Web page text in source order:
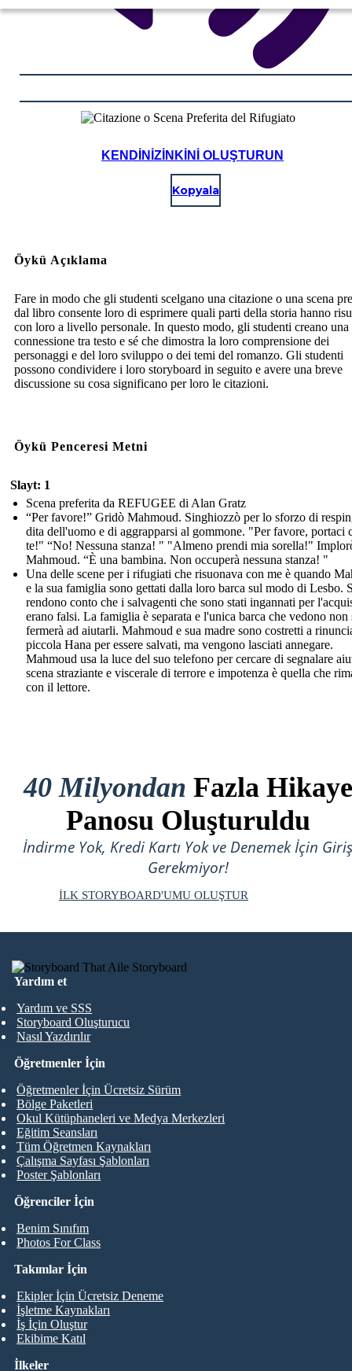
KENDINIZINKINI OLUŞTURUN
Kopyala
Öykü Açıklama
Fare in modo che gli studenti scelgano una citazione o una scena
dal libro consente loro di esprimere quali parti della storia hanno
con loro a livello personale. In questo modo, gli studenti creano una
connessione tra testo e sé che dimostra la loro comprensione dei
personaggi e del loro sviluppo o dei temi del romanzo. Gli studenti
possono condividere i loro storyboard in seguito e avere una breve
discussione su cosa significano per loro le citazioni.
Öykü Penceresi Metni
Slayt: 1
Scena preferita da REFUGEE di Alan Gratz
“Per favore!” Gridò Mahmoud. Singhiozzò per lo sforzo di
dita dell'uomo e di aggrapparsi al gommone. "Per favore, portaci
te!" “No! Nessuna stanza! " "Almeno prendi mia sorella!"
Mahmoud. “È una bambina. Non occuperà nessuna stanza! "
Una delle scene per i rifugiati che risuonava con me è quando
e la sua famiglia sono gettati dalla loro barca sul modo di Lesbo.
rendono conto che i salvagenti che sono stati ingannati per
erano falsi. La famiglia è separata e l'unica barca che vedono non
fermerà ad aiutarli. Mahmoud e sua madre sono costretti a
piccola Hana per essere salvati, ma vengono lasciati annegare.
Mahmoud usa la luce del suo telefono per cercare di segnalare
scena straziante e viscerale di terrore e impotenza è quella che
con il lettore.
40 Milyondan Fazla Hikaye
Panosu Oluşturuldu
İndirme Yok, Kredi Kartı Yok ve Denemek İçin Giriş
Gerekmiyor!
İLK STORYBOARD'UMU OLUŞTUR
Yardım et
Yardım ve SSS
Storyboard Oluşturucu
Nasıl Yazdırılır
Öğrenciler İçin
Benim Sınıfım
Photos For Class
Öğretmenler İçin
Öğretmenler İçin Ücretsiz Sürüm
Bölge Paketleri
Okul Kütüphaneleri ve Medya Merkezleri
Eğitim Seansları
Tüm Öğretmen Kaynakları
Çalışma Sayfası Şablonları
Poster Şablonları
Takımlar İçin
Ekipler İçin Ücretsiz Deneme
İşletme Kaynakları
İş İçin Oluştur
Ekibime Katıl
İlkeler